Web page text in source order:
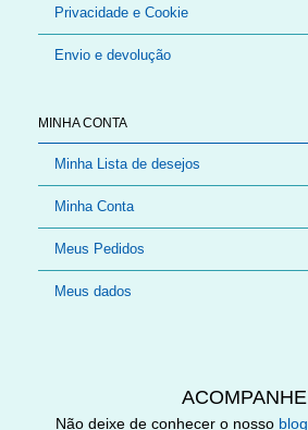
Privacidade e Cookie
Envio e devolução
MINHA CONTA
Minha Lista de desejos
Minha Conta
Meus Pedidos
Meus dados
ACOMPANHE
Não deixe de conhecer o nosso blog